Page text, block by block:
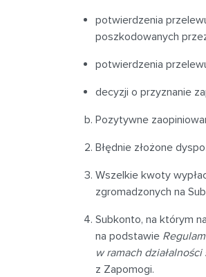
potwierdzenia
poszkodowanych
potwierdzenia
decyzji o przyznanie
Pozytywne
Błędnie złożone
Wszelkie kwoty
zgromadzonych na
Subkonto, na którym
na podstawie
w ramach
z Zapomogi.